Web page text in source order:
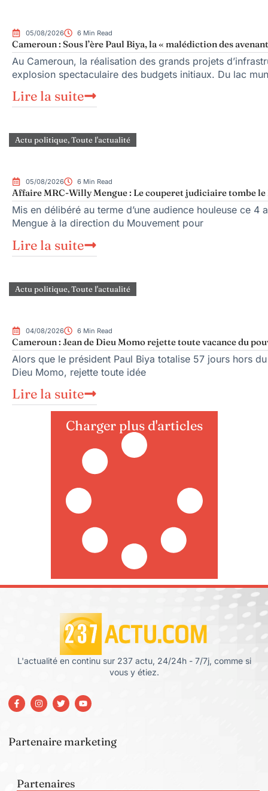
05/08/2026 6 Min Read
Cameroun : Sous l’ère Paul Biya, la « malédiction des
Au Cameroun, la réalisation des grands projets
explosion spectaculaire des budgets initiaux. Du lac
Lire la suite
Actu politique,Toute l'actualité
05/08/2026 6 Min Read
Affaire MRC-Willy Mengue : Le couperet judiciaire tombe le
Mis en délibéré au terme d’une audience houleuse ce
Mengue à la direction du Mouvement pour
Lire la suite
Actu politique,Toute l'actualité
04/08/2026 6 Min Read
Cameroun : Jean de Dieu Momo rejette toute vacance du
Alors que le président Paul Biya totalise 57 jours hors
Dieu Momo, rejette toute idée
Lire la suite
Charger plus d'articles
L'actualité en continu sur 237 actu, 24/24h - 7/7j, comme si
vous y étiez.
Partenaire marketing
Partenaires